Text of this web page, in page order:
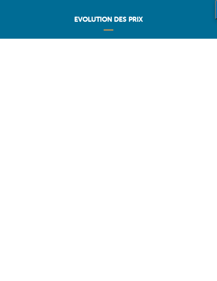
EVOLUTION DES PRIX